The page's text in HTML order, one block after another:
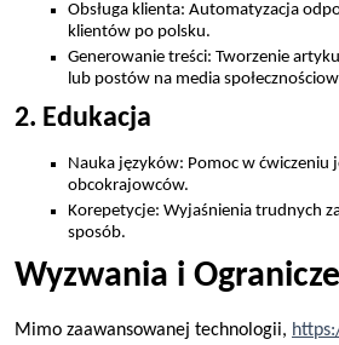
Obsługa klienta: Automatyzacja
klientów po polsku.
Generowanie treści: Tworzenie
lub postów na media
2. Edukacja
Nauka języków: Pomoc w ćwiczeniu
obcokrajowców.
Korepetycje: Wyjaśnienia trudnych
sposób.
Wyzwania i
Mimo zaawansowanej technologii,